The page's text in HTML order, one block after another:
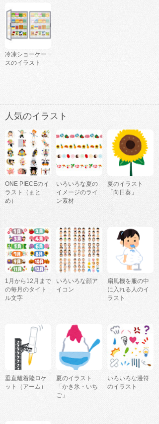
冷凍ショーケー
スのイラスト
人気のイラスト
ONE PIECEのイ
ラスト（まと
め）
いろいろな夏の
イメージのライ
ン素材
夏のイラスト
「向日葵」
1月から12月まで
の毎月のタイト
ル文字
いろいろな顔ア
イコン
扇風機を服の中
に入れる人のイ
ラスト
垂直離着陸ロケ
ット（アーム）
夏のイラスト
「かき氷・いち
ご」
いろいろな漫符
のイラスト